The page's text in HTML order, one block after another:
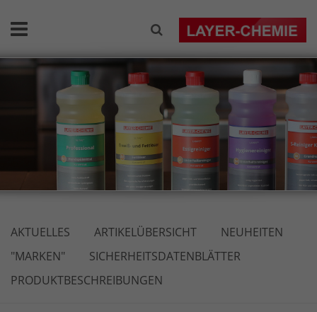
AKTUELLES ARTIKELÜBERSICHT
NEUHEITEN
"MARKEN"
SICHERHEITSDATENBLÄTTER
PRODUKTBESCHREIBUNGEN